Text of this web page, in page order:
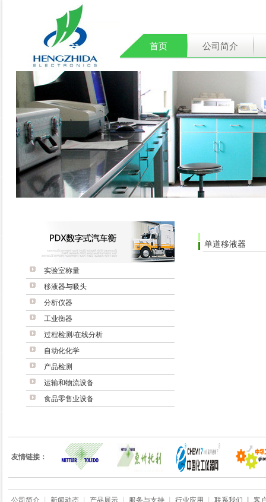
首页 公司简介
实验室称量
移液器与吸头
分析仪器
工业衡器
过程检测/在线分析
自动化化学
产品检测
运输和物流设备
食品零售业设备
单道移液器
友情链接：
公司简介丨 新闻动态丨 产品展示丨 服务与支持丨 行业应用 联系我们 丨 客